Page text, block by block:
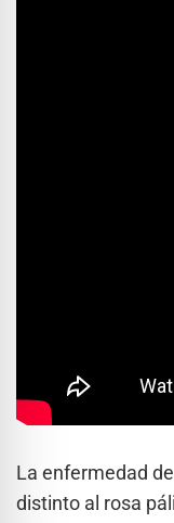
La enfermedad
distinto al rosa